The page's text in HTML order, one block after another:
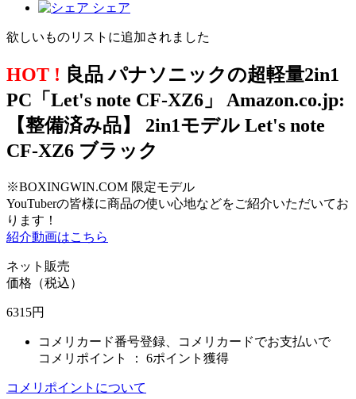
シェア
欲しいものリストに追加されました
HOT ! 良品 パナソニックの超軽量2in1
PC「Let's note CF-XZ6」 Amazon.co.jp:
【整備済み品】 2in1モデル Let's note
CF-XZ6 ブラック
※BOXINGWIN.COM 限定モデル
YouTuberの皆様に商品の使い心地などをご紹介いただいてお
ります！
紹介動画はこちら
ネット販売
価格（税込）
6315円
コメリカード番号登録、コメリカードでお支払いで
コメリポイント ： 6ポイント獲得
コメリポイントについて